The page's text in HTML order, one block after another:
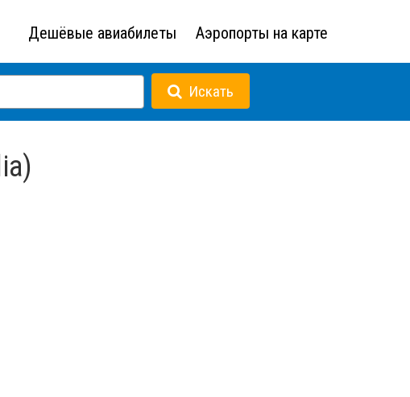
Дешёвые авиабилеты Аэропорты на карте
Искать